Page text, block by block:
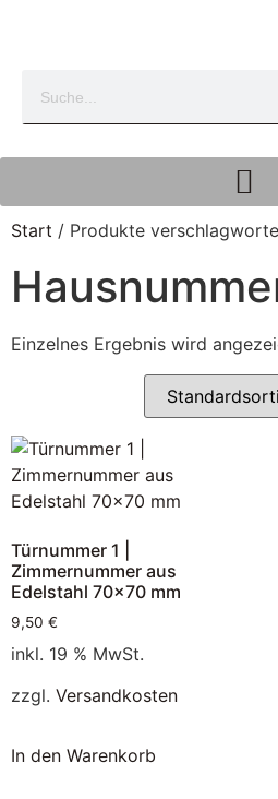
Start / Produkte
Einzelnes Ergebnis wird
Türnummer 1 |
Zimmernummer aus
Edelstahl 70×70 mm
9,50 €
inkl. 19 % MwSt.
zzgl. Versandkosten
In den Warenkorb